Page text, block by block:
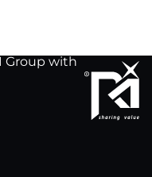
Group with